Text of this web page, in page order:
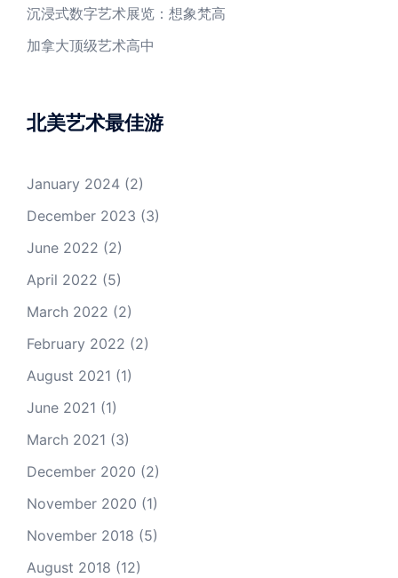
沉浸式数字艺术展览：想象梵高
加拿大顶级艺术高中
北美艺术最佳游
January 2024 (2)
December 2023 (3)
June 2022 (2)
April 2022 (5)
March 2022 (2)
February 2022 (2)
August 2021 (1)
June 2021 (1)
March 2021 (3)
December 2020 (2)
November 2020 (1)
November 2018 (5)
August 2018 (12)